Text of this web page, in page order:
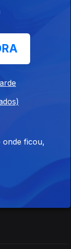
Oceania
técnico
lá fora.
onde ficou,